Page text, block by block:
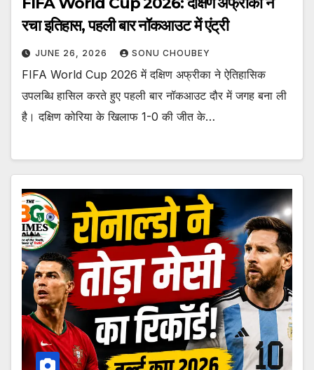
रचा इतिहास, पहली बार नॉकआउट में एंट्री
JUNE 26, 2026 SONU CHOUBEY
FIFA World Cup 2026 में दक्षिण अफ्रीका ने ऐतिहासिक
उपलब्धि हासिल करते हुए पहली बार नॉकआउट दौर में जगह बना ली
है। दक्षिण कोरिया के खिलाफ 1-0 की जीत के…